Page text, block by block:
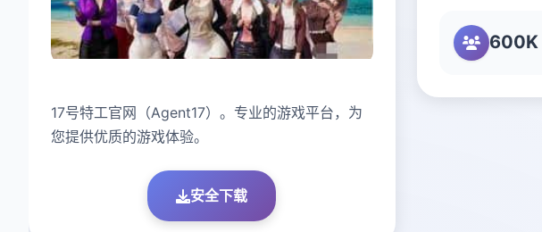
17号特工官网（Agent17）。专业的游戏平台，为
您提供优质的游戏体验。
安全下载
600K